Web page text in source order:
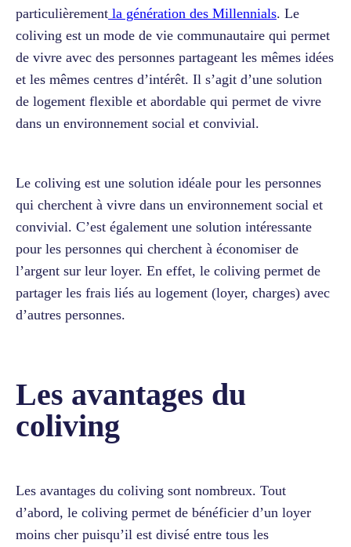
particulièrement la génération des Millennials. Le
coliving est un mode de vie communautaire qui permet
de vivre avec des personnes partageant les mêmes idées
et les mêmes centres d’intérêt. Il s’agit d’une solution
de logement flexible et abordable qui permet de vivre
dans un environnement social et convivial.
Le coliving est une solution idéale pour les personnes
qui cherchent à vivre dans un environnement social et
convivial. C’est également une solution intéressante
pour les personnes qui cherchent à économiser de
l’argent sur leur loyer. En effet, le coliving permet de
partager les frais liés au logement (loyer, charges) avec
d’autres personnes.
Les avantages du
coliving
Les avantages du coliving sont nombreux. Tout
d’abord, le coliving permet de bénéficier d’un loyer
moins cher puisqu’il est divisé entre tous les